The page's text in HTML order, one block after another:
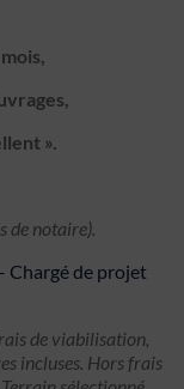
».
de notaire).
Chargé de projet
de viabilisation,
incluses. Hors frais